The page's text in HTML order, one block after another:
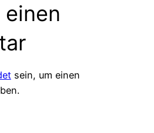
sein, um einen